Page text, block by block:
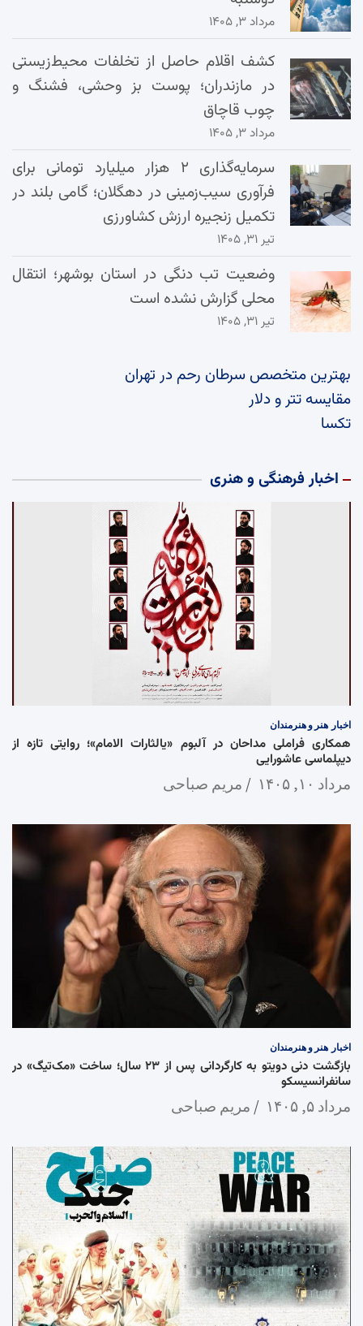
مرداد ۳, ۱۴۰۵
کشف اقلام حاصل از تخلفات محیط‌زیستی
در مازندران؛ پوست بز وحشی، فشنگ و
چوب قاچاق
مرداد ۳, ۱۴۰۵
سرمایه‌گذاری ۲ هزار میلیارد تومانی برای
فرآوری سیب‌زمینی در دهگلان؛ گامی بلند در
تکمیل زنجیره ارزش کشاورزی
تیر ۳۱, ۱۴۰۵
وضعیت تب دنگی در استان بوشهر؛ انتقال
محلی گزارش نشده است
تیر ۳۱, ۱۴۰۵
بهترین متخصص سرطان رحم در تهران
مقایسه تتر و دلار
تکسا
اخبار فرهنگی و هنری
اخبار هنر و هنرمندان
همکاری فراملی مداحان در آلبوم «یالثارات الامام»؛ روایتی تازه از
دیپلماسی عاشورایی
مرداد ۱۰, ۱۴۰۵ مریم صباحی
اخبار هنر و هنرمندان
بازگشت دنی دویتو به کارگردانی پس از ۲۳ سال؛ ساخت «مک‌تیگ» در
سانفرانسیسکو
مرداد ۵, ۱۴۰۵ مریم صباحی